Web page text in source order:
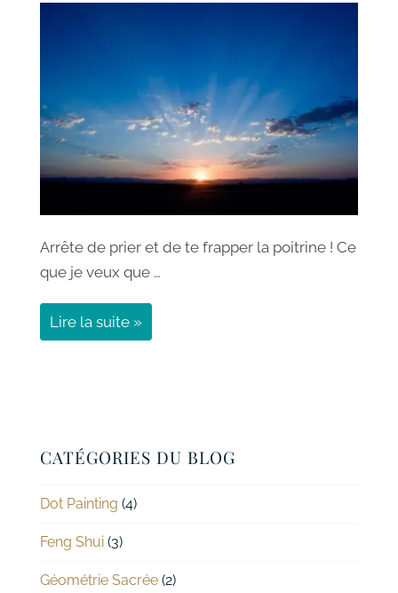
Arrête de prier et de te frapper la poitrine ! Ce
que je veux que …
Lire la suite »
CATÉGORIES DU BLOG
Dot Painting (4)
Feng Shui (3)
Géométrie Sacrée (2)